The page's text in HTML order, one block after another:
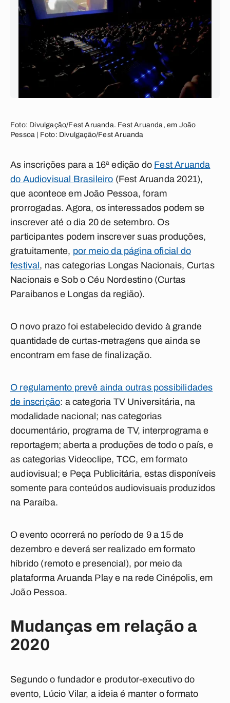
Foto: Divulgação/Fest Aruanda. Fest Aruanda, em João
Pessoa | Foto: Divulgação/Fest Aruanda
As inscrições para a 16ª edição do Fest Aruanda
do Audiovisual Brasileiro (Fest Aruanda 2021),
que acontece em João Pessoa, foram
prorrogadas. Agora, os interessados podem se
inscrever até o dia 20 de setembro. Os
participantes podem inscrever suas produções,
gratuitamente, por meio da página oficial do
festival , nas categorias Longas Nacionais, Curtas
Nacionais e Sob o Céu Nordestino (Curtas
Paraibanos e Longas da região).
O novo prazo foi estabelecido devido à grande
quantidade de curtas-metragens que ainda se
encontram em fase de finalização.
O regulamento prevê ainda outras possibilidades
de inscrição: a categoria TV Universitária, na
modalidade nacional; nas categorias
documentário, programa de TV, interprograma e
reportagem; aberta a produções de todo o país, e
as categorias Videoclipe, TCC, em formato
audiovisual; e Peça Publicitária, estas disponíveis
somente para conteúdos audiovisuais produzidos
na Paraíba.
O evento ocorrerá no período de 9 a 15 de
dezembro e deverá ser realizado em formato
híbrido (remoto e presencial), por meio da
plataforma Aruanda Play e na rede Cinépolis, em
João Pessoa.
Mudanças em relação a
2020
Segundo o fundador e produtor-executivo do
evento, Lúcio Vilar, a ideia é manter o formato